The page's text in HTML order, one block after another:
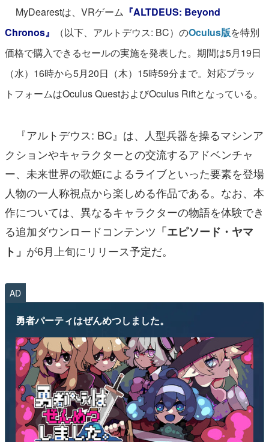
MyDearestは、VRゲーム 『ALTDEUS: Beyond
Chronos』
（以下、アルトデウス: BC）のOculus版を特別
価格で購入できるセールの実施を発表した。期間は5月19日
（水）16時から5月20日（木）15時59分まで。対応プラッ
トフォームはOculus QuestおよびOculus Riftとなっている。
『アルトデウス: BC』は、人型兵器を操るマシンア
クションやキャラクターとの交流するアドベンチャ
ー、未来世界の歌姫によるライブといった要素を登場
人物の一人称視点から楽しめる作品である。なお、本
作については、異なるキャラクターの物語を体験でき
る追加ダウンロードコンテンツ 「エピソード・ヤマ
ト」 が6月上旬にリリース予定だ。
AD
勇者パーティはぜんめつしました。